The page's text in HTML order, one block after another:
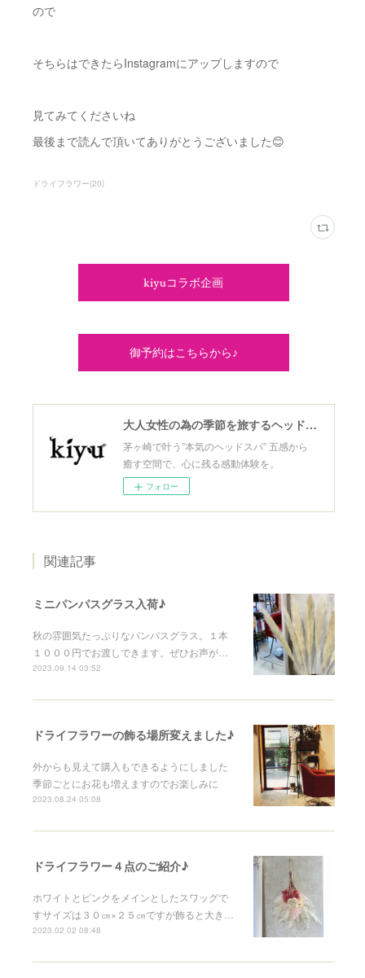
ので
そちらはできたらInstagramにアップしますので
見てみてくださいね
最後まで読んで頂いてありがとうございました😊
ドライフラワー(20)
kiyuコラボ企画
御予約はこちらから♪
大人女性の為の季節を旅するヘッドスパ
茅ヶ崎で叶う”本気のヘッドスパ” 五感から
癒す空間で、心に残る感動体験を。
フォロー
関連記事
ミニパンパスグラス入荷♪
秋の雰囲気たっぷりなパンパスグラス。１本
１０００円でお渡しできます。ぜひお声が…
2023.09.14 03:52
ドライフラワーの飾る場所変えました♪
外からも見えて購入もできるようにしました
季節ごとにお花も増えますのでお楽しみに
2023.08.24 05:08
ドライフラワー４点のご紹介♪
ホワイトとピンクをメインとしたスワッグで
すサイズは３０㎝×２５㎝ですが飾ると大き…
2023.02.02 08:48